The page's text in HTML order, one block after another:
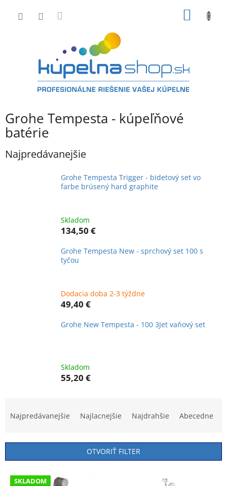
Grohe Tempesta - kúpeľňové
batérie
Najpredávanejšie
Grohe Tempesta Trigger - bidetový set vo
farbe brúsený hard graphite
Skladom
134,50 €
Grohe Tempesta New - sprchový set 100 s
tyčou
Dodacia doba 2-3 týždne
49,40 €
Grohe New Tempesta - 100 3Jet vaňový set
Skladom
55,20 €
n
i
Najpredávanejšie Najlacnejšie Najdrahšie Abecedne
OTVORIŤ FILTER
V SKLADOM